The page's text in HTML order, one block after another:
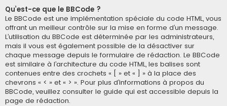
Qu’est-ce que le BBCode ?
Le BBCode est une implémentation spéciale du code HTML, vous
offrant un meilleur contrôle sur la mise en forme d’un message.
L’utilisation du BBCode est déterminée par les administrateurs,
mais il vous est également possible de la désactiver sur
chaque message depuis le formulaire de rédaction. Le BBCode
est similaire à l’architecture du code HTML, les balises sont
contenues entre des crochets « [ » et « ] » à la place des
chevrons « < » et « > ». Pour plus d’informations à propos du
BBCode, veuillez consulter le guide qui est accessible depuis la
page de rédaction.